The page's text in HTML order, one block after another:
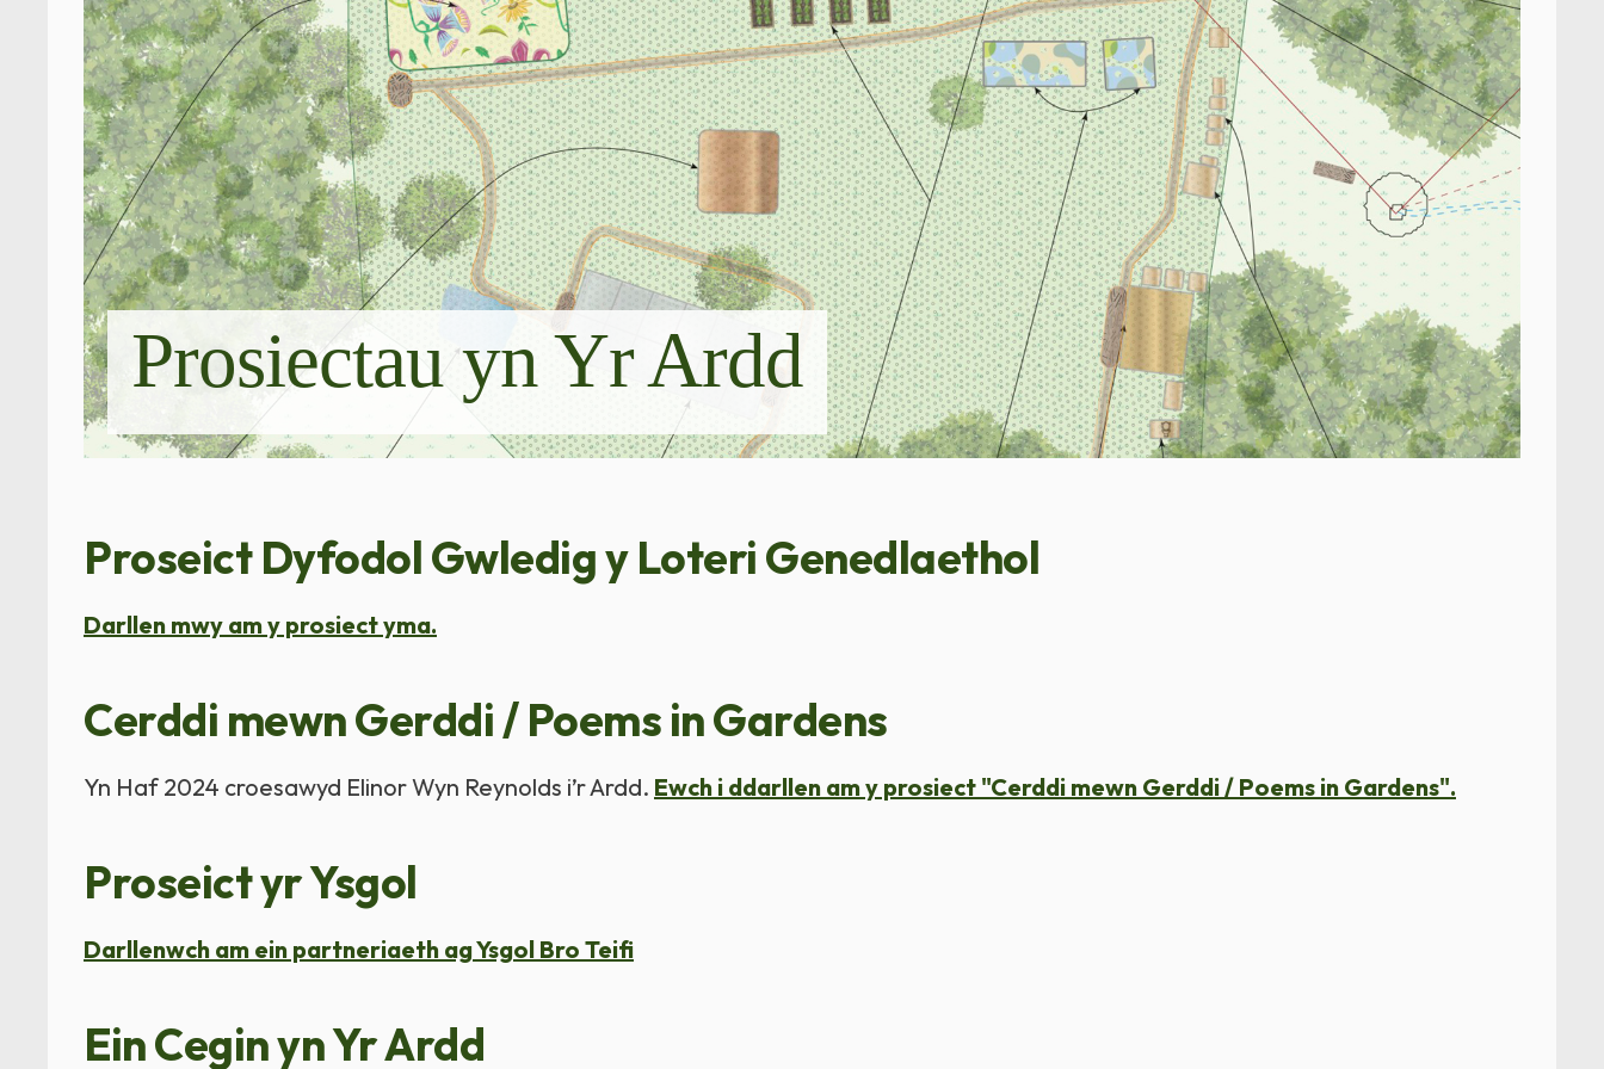
Prosiectau yn Yr Ardd
Proseict Dyfodol Gwledig y Loteri Genedlaethol
Darllen mwy am y prosiect yma.
Cerddi mewn Gerddi / Poems in Gardens
Yn Haf 2024 croesawyd Elinor Wyn Reynolds i’r Ardd. Ewch i ddarllen am y prosiect "Cerddi mewn Gerddi / Poems in Gardens".
Proseict yr Ysgol
Darllenwch am ein partneriaeth ag Ysgol Bro Teifi
Ein Cegin yn Yr Ardd